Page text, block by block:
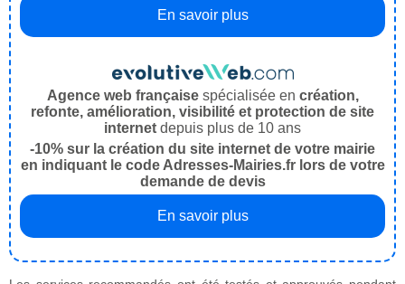
En savoir plus
Agence web françaisespécialisée en création,
refonte, amélioration, visibilité et protection de site
internet depuis plus de 10 ans
-10% sur la création du site internet de votre mairie
en indiquant le code Adresses-Mairies.fr lors de votre
demande de devis
En savoir plus